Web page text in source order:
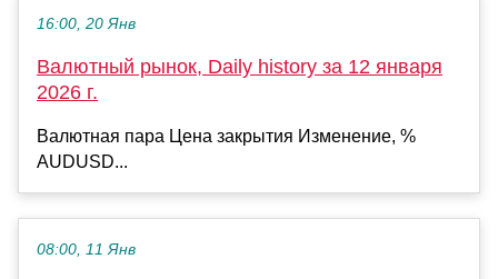
16:00, 20 Янв
Валютный рынок, Daily history за 12 января
2026 г.
Валютная пара Цена закрытия Изменение, %
AUDUSD...
08:00, 11 Янв